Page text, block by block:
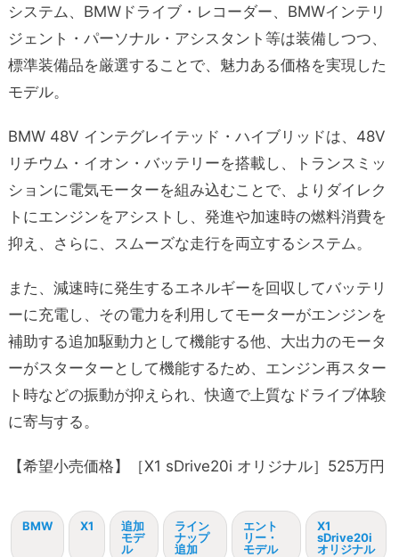
システム、BMWドライブ・レコーダー、BMWインテリ
ジェント・パーソナル・アシスタント等は装備しつつ、
標準装備品を厳選することで、魅力ある価格を実現した
モデル。
BMW 48V インテグレイテッド・ハイブリッドは、48V
リチウム・イオン・バッテリーを搭載し、トランスミッ
ションに電気モーターを組み込むことで、よりダイレク
トにエンジンをアシストし、発進や加速時の燃料消費を
抑え、さらに、スムーズな走行を両立するシステム。
また、減速時に発生するエネルギーを回収してバッテリ
ーに充電し、その電力を利用してモーターがエンジンを
補助する追加駆動力として機能する他、大出力のモータ
ーがスターターとして機能するため、エンジン再スター
ト時などの振動が抑えられ、快適で上質なドライブ体験
に寄与する。
【希望小売価格】［X1 sDrive20i オリジナル］525万円
BMW X1
追加
モデ
ル
ライン
ナップ
追加
エント
リー・
モデル
X1
sDrive20i
オリジナル